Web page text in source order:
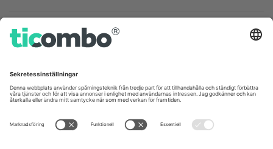
Kontor och support
Unter den Linden 24, 10117
Berlin, Germany
London, EC1V 1AW, United
Kingdom
United States
Switzerland